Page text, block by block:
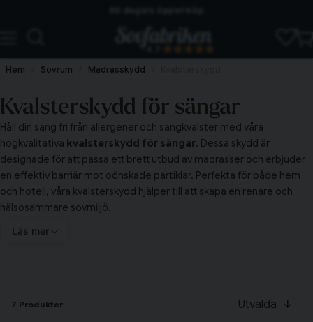
Snabba leveranser
Hem Sovrum Madrasskydd
Kvalsterskydd för sängar
Håll din säng fri från allergener och sängkvalster med våra
högkvalitativa kvalsterskydd för sängar. Dessa skydd är
designade för att passa ett brett utbud av madrasser och erbjuder
en effektiv barriär mot oönskade partiklar. Perfekta för både hem
och hotell, våra kvalsterskydd hjälper till att skapa en renare och
hälsosammare sovmiljö.
Fördelar med kvalsterskydd
sömnupplevelse genom att minska mängden damm och kvalster i
Läs mer
7 Produkter Utvalda